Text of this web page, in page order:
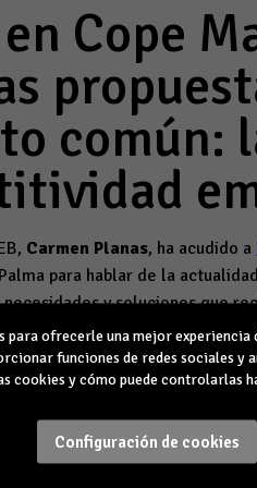
Cope
común:
Carmen Planas, ha acudido a
para hablar de la
y soluciones que
ha contado con la
la tendencia de la economía
de actividad prepandemia" y
que surja de las urnas
para ofrecerle una mejor
funciones de redes sociales y
cookies y cómo puede controlarlas
Configuración de cookies